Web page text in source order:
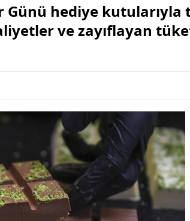
Günü hediye kutularıyla
ve zayıflayan